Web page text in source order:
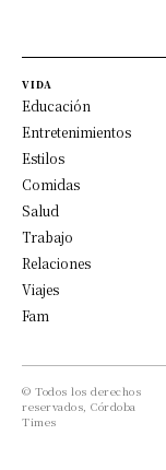
VIDA
Educación
Entretenimientos
Estilos
Comidas
Salud
Trabajo
Relaciones
Viajes
Fam
© Todos los derechos
reservados, Córdoba
Times